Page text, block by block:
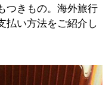
つきもの。海外旅行
払い方法をご紹介し